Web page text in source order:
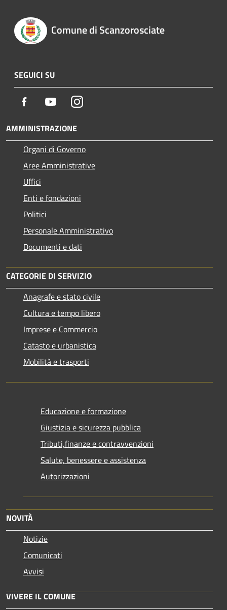
Comune di Scanzorosciate
SEGUICI SU
Facebook YoutubeInstagram
AMMINISTRAZIONE
Organi di Governo
Aree Amministrative
Uffici
Enti e fondazioni
Politici
Personale Amministrativo
Documenti e dati
CATEGORIE DI SERVIZIO
Anagrafe e stato civile
Cultura e tempo libero
Imprese e Commercio
Catasto e urbanistica
Mobilità e trasporti
Educazione e formazione
Giustizia e sicurezza pubblica
Tributi,finanze e contravvenzioni
Salute, benessere e assistenza
Autorizzazioni
NOVITÀ
Notizie
Comunicati
Avvisi
VIVERE IL COMUNE